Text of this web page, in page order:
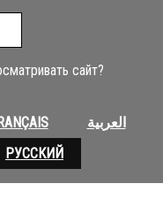
сайт?
العربية
РУССКИЙ